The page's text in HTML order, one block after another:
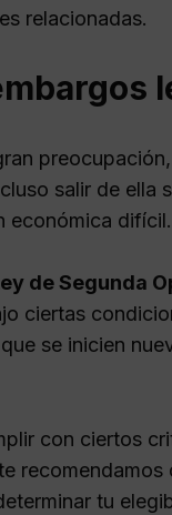
relacionadas.
salir de ella
económica difícil.
de Segunda
ciertas
se inicien
con ciertos
tu